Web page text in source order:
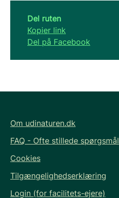
Del ruten
Kopier link
Del på Facebook
Om udinaturen.dk
FAQ - Ofte stillede spørgsmål
Cookies
Tilgængelighedserklæring
Login (for facilitets-ejere)